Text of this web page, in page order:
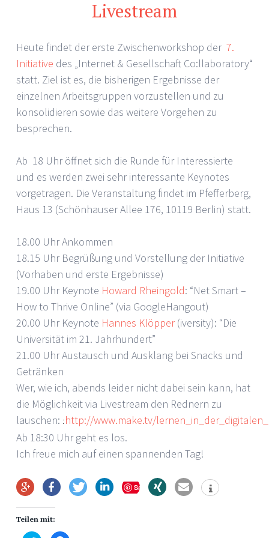
Livestream
Heute findet der erste Zwischenworkshop der 7.
Initiative des „Internet & Gesellschaft Co:llaboratory“
statt. Ziel ist es, die bisherigen Ergebnisse der
einzelnen Arbeitsgruppen vorzustellen und zu
konsolidieren sowie das weitere Vorgehen zu
besprechen.
Ab 18 Uhr öffnet sich die Runde für Interessierte
und es werden zwei sehr interessante Keynotes
vorgetragen. Die Veranstaltung findet im Pfefferberg,
Haus 13 (Schönhauser Allee 176, 10119 Berlin) statt.
18.00 Uhr Ankommen
18.15 Uhr Begrüßung und Vorstellung der Initiative
(Vorhaben und erste Ergebnisse)
19.00 Uhr Keynote Howard Rheingold: “Net Smart –
How to Thrive Online” (via GoogleHangout)
20.00 Uhr Keynote Hannes Klöpper(iversity): “Die
Universität im 21. Jahrhundert”
21.00 Uhr Austausch und Ausklang bei Snacks und
Getränken
Wer, wie ich, abends leider nicht dabei sein kann, hat
die Möglichkeit via Livestream den Rednern zu
lauschen: : http://www.make.tv/
Ab 18:30 Uhr geht es los.
Ich freue mich auf einen spannenden Tag!
Save
Teilen mit: